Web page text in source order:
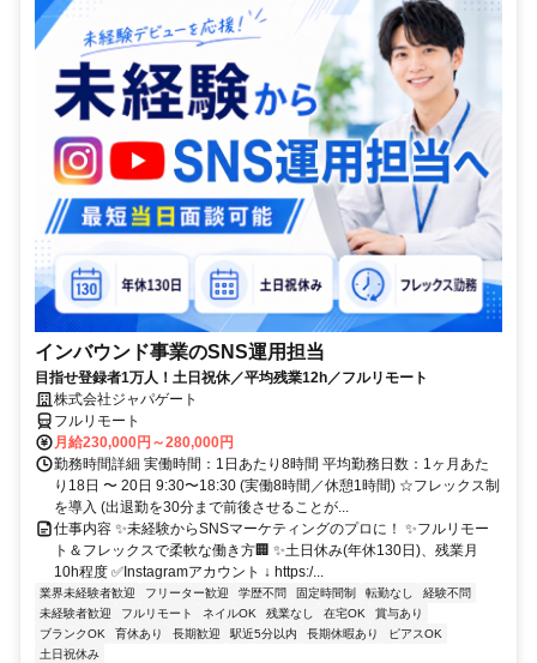
インバウンド事業のSNS運用担当
目指せ登録者1万人！土日祝休／平均残業12h／フルリモート
株式会社ジャパゲート
フルリモート
月給230,000円～280,000円
勤務時間詳細 実働時間：1日あたり8時間 平均勤務日数：1ヶ月あた
り18日 〜 20日 9:30〜18:30 (実働8時間／休憩1時間) ☆フレックス制
を導入 (出退勤を30分まで前後させることが...
仕事内容 ✨未経験からSNSマーケティングのプロに！ ✨フルリモー
ト＆フレックスで柔軟な働き方🏢 ✨土日休み(年休130日)、残業月
10h程度 ✅Instagramアカウント ↓ https:/...
業界未経験者歓迎 フリーター歓迎 学歴不問 固定時間制 転勤なし
経験不問
未経験者歓迎
フルリモート ネイルOK 残業なし 在宅OK
賞与あり
ブランクOK
育休あり 長期歓迎 駅近5分以内 長期休暇あり
ピアスOK
土日祝休み